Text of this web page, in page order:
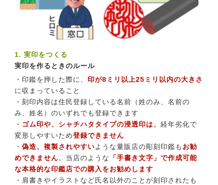
1. 実印をつくる
実印を作るときのルール
・印鑑を押した際に、 印が8ミリ以上25ミリ以内の大きさ
に収まっていること
・刻印内容は住民登録している名前（姓のみ、名前の
み、姓名）のいずれでも登録できます
・ ゴム印や、シャチハタタイプの浸透印は、 経年劣化で
変形しやすいため登録できません
・ 偽造、複製されやすいような量販店の彫刻印鑑も お勧
めできません。当店のような
「手書き文字」で作成可能
な本格的な印鑑店での購入をお勧めします
・肩書きやイラストなど氏名以外のことが刻印されたも